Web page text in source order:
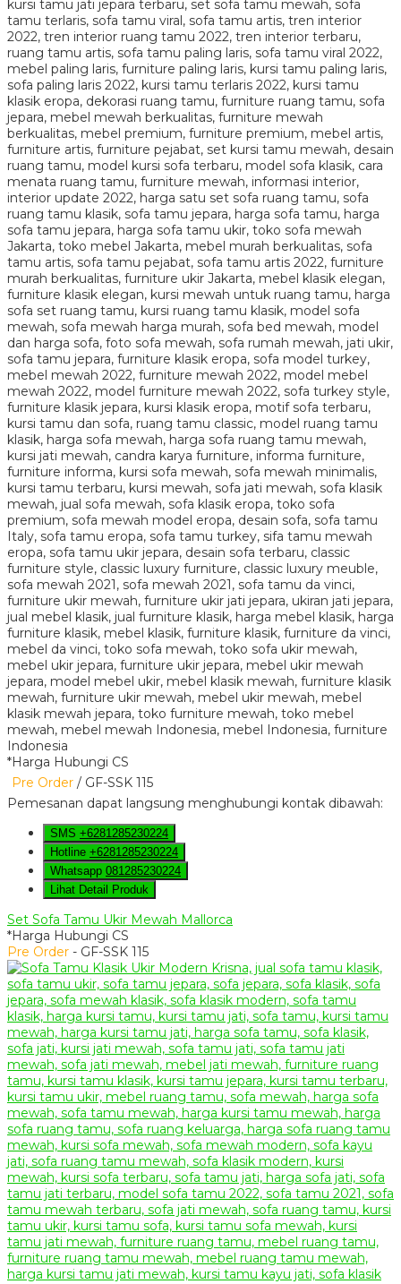
*Harga Hubungi CS
Pre Order / GF-SSK 115
Pemesanan dapat langsung menghubungi kontak dibawah:
SMS +6281285230224
Hotline +6281285230224
Whatsapp 081285230224
Lihat Detail Produk
Set Sofa Tamu Ukir Mewah Mallorca
*Harga Hubungi CS
Pre Order - GF-SSK 115